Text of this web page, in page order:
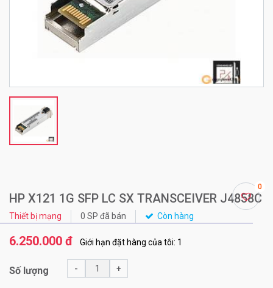
0
HP X121 1G SFP LC SX TRANSCEIVER J4858C
Thiết bị mạng 0 SP đã bán Còn hàng
6.250.000 đ Giới hạn đặt hàng của tôi: 1
Số lượng - +